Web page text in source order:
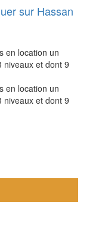
sur Hassan
en location un
niveaux et dont 9
en location un
niveaux et dont 9